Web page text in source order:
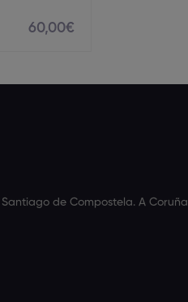
60,00€
Santiago de Compostela. A Coruña